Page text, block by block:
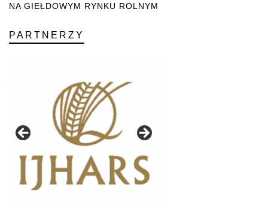
NA GIEŁDOWYM RYNKU ROLNYM
PARTNERZY